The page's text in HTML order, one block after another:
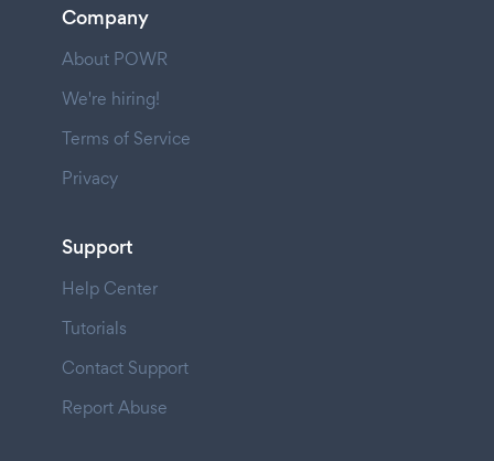
Company
About POWR
We're hiring!
Terms of Service
Privacy
Support
Help Center
Tutorials
Contact Support
Report Abuse